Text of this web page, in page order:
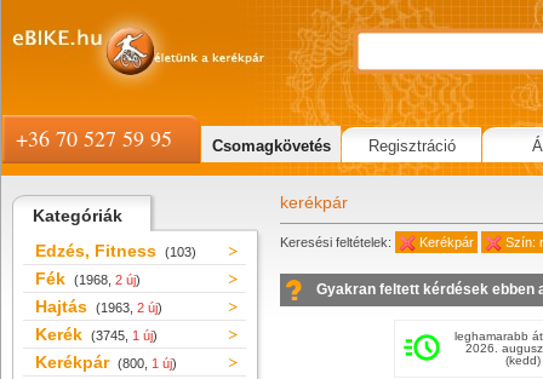
Kategóriák
Edzés, Fitness (103)
Fék (1968, 2 új)
Hajtás (1963, 2 új)
Kerék (3745, 1 új)
Kerékpár (800, 1 új)
kerékpár
Keresési feltételek: Kerékpár Szín:
Gyakran feltett kérdések ebben
leghamarabb
2026.
(kedd)
+36 70 527 59 95 Csomagkövetés Regisztráció